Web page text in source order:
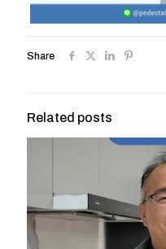
Share
Related posts